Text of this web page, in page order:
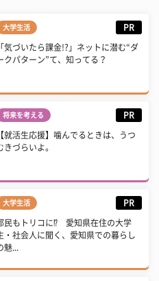
大学生活 PR
「気づいたら課金!?」ネットに潜む“ダ
クパターン”て、知ってる？
将来を考える PR
【就活生応援】噛んでるときは、うつ
きづらいよ。
大学生活 PR
民もトリコに⁉ 愛知県在住の大学
・社会人に聞く、愛知県での暮らし
魅...